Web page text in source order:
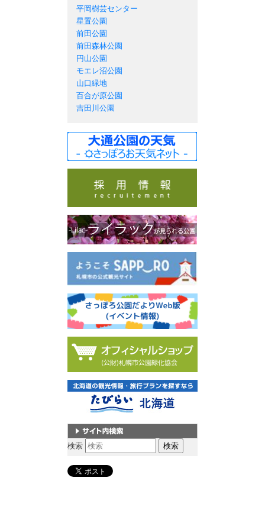
平岡樹芸センター
星置公園
前田公園
前田森林公園
円山公園
モエレ沼公園
山口緑地
百合が原公園
吉田川公園
サイト内検索
検索